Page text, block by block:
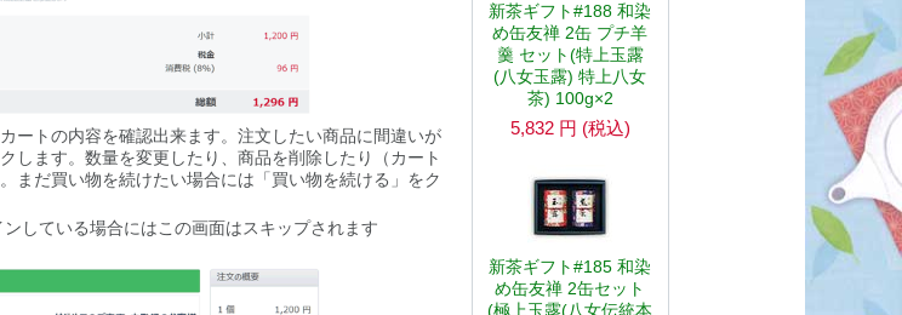
ートの内容を確認出来ます。注文したい商品に間違いが
します。数量を変更したり、商品を削除したり（カート
まだ買い物を続けたい場合には「買い物を続ける」をク
ている場合にはこの画面はスキップされます
新茶ギフト#188 和染
め缶友禅 2缶 プチ羊
羹 セット(特上玉露
(八女玉露) 特上八女
茶) 100g×2
5,832 円 (税込)
新茶ギフト#185 和染
め缶友禅 2缶セット
(極上玉露(八女伝統本